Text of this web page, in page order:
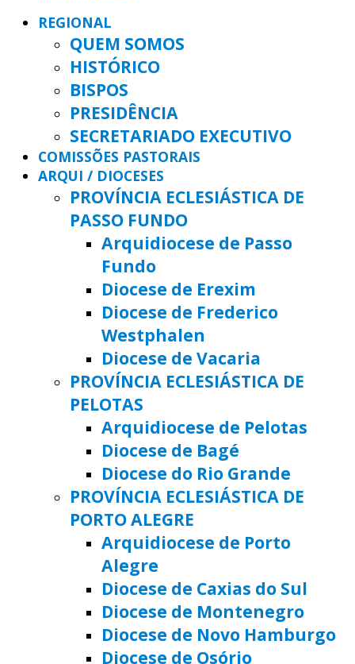
REGIONAL
QUEM SOMOS
HISTÓRICO
BISPOS
PRESIDÊNCIA
SECRETARIADO EXECUTIVO
COMISSÕES PASTORAIS
ARQUI / DIOCESES
PROVÍNCIA ECLESIÁSTICA DE
PASSO FUNDO
Arquidiocese de Passo
Fundo
Diocese de Erexim
Diocese de Frederico
Westphalen
Diocese de Vacaria
PROVÍNCIA ECLESIÁSTICA DE
PELOTAS
Arquidiocese de Pelotas
Diocese de Bagé
Diocese do Rio Grande
PROVÍNCIA ECLESIÁSTICA DE
PORTO ALEGRE
Arquidiocese de Porto
Alegre
Diocese de Caxias do Sul
Diocese de Montenegro
Diocese de Novo Hamburgo
Diocese de Osório